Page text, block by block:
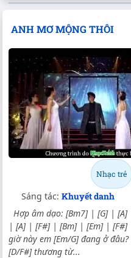
ANH MƠ MỘNG THÔI
Nhạc trẻ
Sáng tác: Khuyết danh
Hợp âm dạo: [Bm7] | [G] |
| [A] | [F#] | [Bm] | [Em] | [F#]
giờ này em [Em/G] đang ở
[D/F#] thương từ...